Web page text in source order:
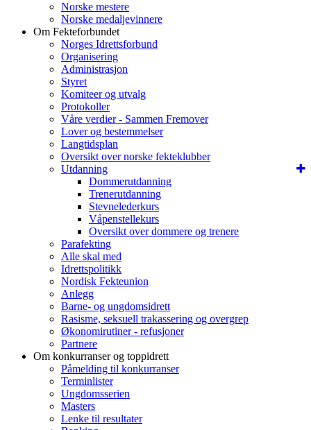
Norske mestere
Norske medaljevinnere
Om Fekteforbundet
Norges Idrettsforbund
Organisering
Administrasjon
Styret
Komiteer og utvalg
Protokoller
Våre verdier - Sammen Fremover
Lover og bestemmelser
Langtidsplan
Oversikt over norske fekteklubber
Utdanning
Dommerutdanning
Trenerutdanning
Stevnelederkurs
Våpenstellekurs
Oversikt over dommere og trenere
Parafekting
Alle skal med
Idrettspolitikk
Nordisk Fekteunion
Anlegg
Barne- og ungdomsidrett
Rasisme, seksuell trakassering og overgrep
Økonomirutiner - refusjoner
Partnere
Om konkurranser og toppidrett
Påmelding til konkurranser
Terminlister
Ungdomsserien
Masters
Lenke til resultater